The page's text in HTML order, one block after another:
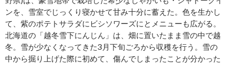
ンを、雪室でじっくり寝かせて甘み十分に蓄えた。色を生かし
て、紫のポテトサラダにビシソワーズにとメニューも広がる。
北海道の「越冬雪下にんじん」は、畑に置いたまま雪の中で越
冬。雪が少なくなってきた3月下旬ごろから収穫を行う。雪の
中から掘り上げた際に初めて、傷んでしまったことが分かった